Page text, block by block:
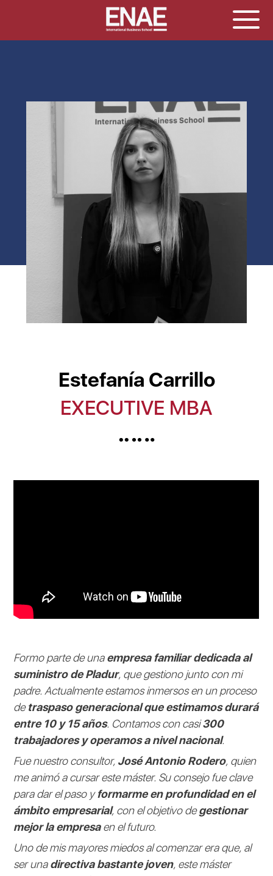
Estefanía Carrillo
EXECUTIVE MBA
Formo parte de unaempresa familiar dedicada al
suministro de Pladur, que gestiono junto con mi
padre. Actualmente estamos inmersos en un proceso
detraspaso generacional que estimamos durará
entre 10 y 15 años. Contamos con casi300
trabajadores y operamos a nivel nacional.
Fue nuestro consultor, José Antonio Rodero, quien
me animó a cursar este máster. Su consejo fue clave
para dar el paso yformarme en profundidad en el
ámbito empresarial, con el objetivo degestionar
mejor la empresaen el futuro.
Uno de mis mayores miedos al comenzar era que, al
ser unadirectiva bastante joven, este máster